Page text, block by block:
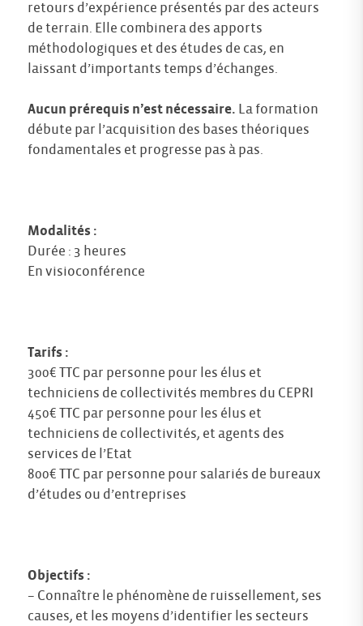
retours d’expérience présentés par des acteurs
de terrain. Elle combinera des apports
méthodologiques et des études de cas, en
laissant d’importants temps d’échanges.
Aucun prérequis n’est nécessaire. La formation
débute par l’acquisition des bases théoriques
fondamentales et progresse pas à pas.
Modalités :
Durée : 3 heures
En visioconférence
Tarifs :
300€ TTC par personne pour les élus et
techniciens de collectivités membres du CEPRI
450€ TTC par personne pour les élus et
techniciens de collectivités, et agents des
services de l’Etat
800€ TTC par personne pour salariés de bureaux
d’études ou d’entreprises
Objectifs :
– Connaître le phénomène de ruissellement, ses
causes, et les moyens d’identifier les secteurs